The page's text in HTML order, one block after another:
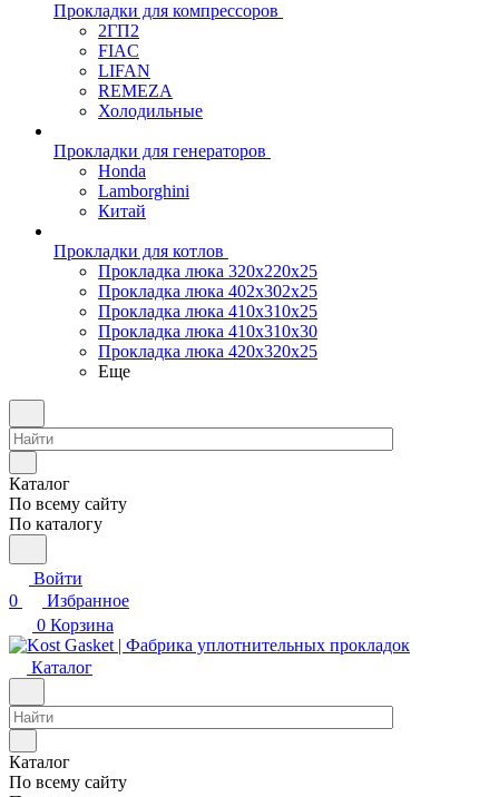
Прокладки для компрессоров
2ГП2
FIAC
LIFAN
REMEZA
Холодильные
Прокладки для генераторов
Honda
Lamborghini
Китай
Прокладки для котлов
Прокладка люка 320x220x25
Прокладка люка 402x302x25
Прокладка люка 410x310x25
Прокладка люка 410х310х30
Прокладка люка 420x320x25
Еще
Каталог
По всему сайту
По каталогу
Войти
0
Избранное
0 Корзина
Каталог
Каталог
По всему сайту